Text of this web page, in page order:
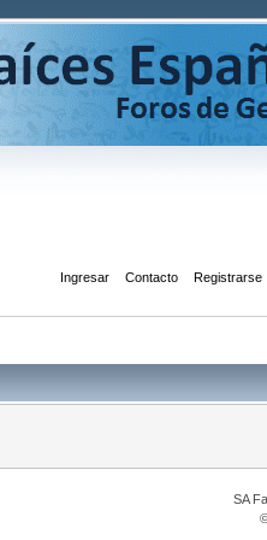
Ingresar Contacto Registrarse
SA